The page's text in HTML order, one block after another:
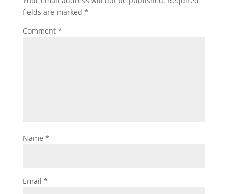
fields are marked *
Comment *
Name *
Email *